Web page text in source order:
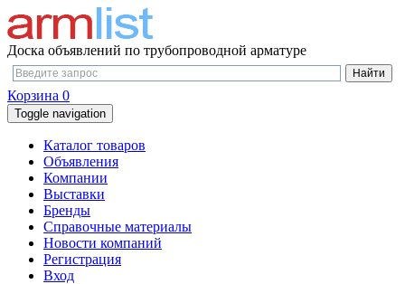
Доска объявлений по трубопроводной арматуре
Корзина 0
Toggle navigation
Каталог товаров
Объявления
Компании
Выставки
Бренды
Справочные материалы
Новости компаний
Регистрация
Вход